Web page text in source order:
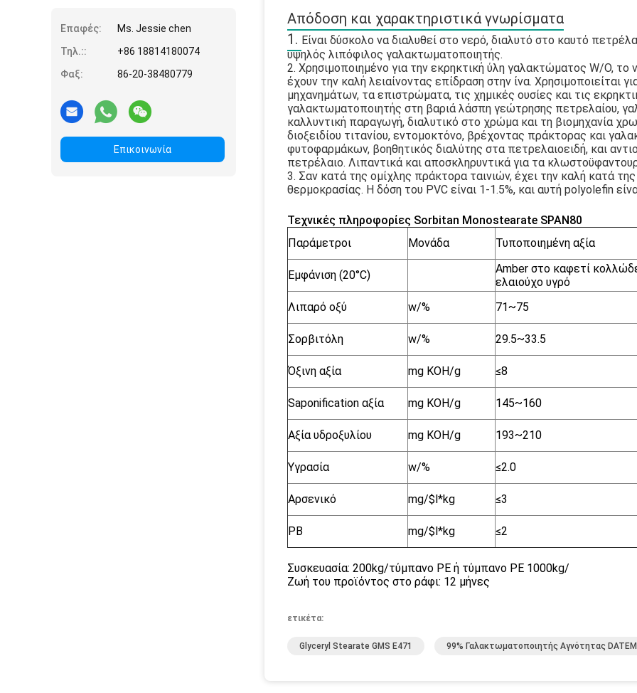
Επαφές:
Ms. Jessie chen
Τηλ.::
+86 18814180074
Φαξ:
86-20-38480779
Επικοινωνία
Απόδοση και χαρακτηριστικά γνωρίσματα
1. Είναι δύσκολο να διαλυθεί στο νερό, διαλυτό στο καυτό
υψηλός λιπόφιλος γαλακτωματοποιητής.
2. Χρησιμοποιημένο για την εκρηκτική ύλη γαλακτώματος W/O, το
έχουν την καλή λειαίνοντας επίδραση στην ίνα.
μηχανημάτων, τα επιστρώματα, τις χημικές ουσίες και τις
γαλακτωματοποιητής στη βαριά λάσπη γεώτρησης πετρελαίου,
καλλυντική παραγωγή, διαλυτικό στο χρώμα και τη βιομηχανία
διοξειδίου τιτανίου, εντομοκτόνο, βρέχοντας πράκτορας και
φυτοφαρμάκων, βοηθητικός διαλύτης στα πετρελαιοειδή, και
πετρέλαιο. Λιπαντικά και αποσκληρυντικά για τα
3. Σαν κατά της ομίχλης πράκτορα ταινιών, έχει την καλή κατά της
θερμοκρασίας. Η δόση του PVC είναι 1-1.5%, και αυτή polyolefin
Τεχνικές πληροφορίες Sorbitan Monostearate SPAN80
Παράμετροι
Μονάδα Τυποποιημένη αξία
Εμφάνιση (20°C)
Amber στο καφετί
ελαιούχο υγρό
Λιπαρό οξύ
w/% 71~75
Σορβιτόλη w/% 29.5~33.5
Όξινη αξία mg KOH/g ≤8
Saponification αξία mg KOH/g 145~160
Αξία υδροξυλίου mg KOH/g 193~210
Υγρασία w/% ≤2.0
Αρσενικό mg/$l*kg ≤3
PB mg/$l*kg ≤2
Συσκευασία: 200kg/τύμπανο PE ή τύμπανο PE 1000kg/
Ζωή του προϊόντος στο ράφι: 12 μήνες
ετικέτα:
Glyceryl Stearate GMS E471 99% Γαλακτωματοποιητής Αγνότητας DATEM